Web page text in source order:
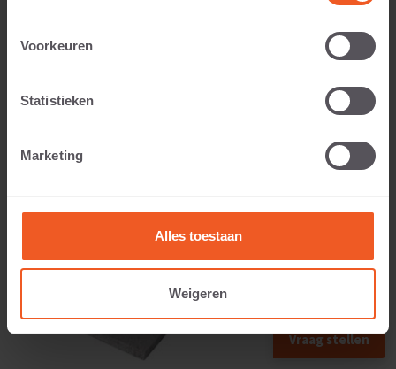
Voorkeuren
Statistieken
Marketing
Alles toestaan
Weigeren
Vraag stellen